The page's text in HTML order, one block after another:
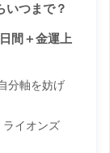
いつまで？
間＋金運上
分軸を妨げ
ライオンズ